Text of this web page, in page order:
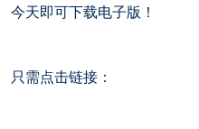
今天即可下载电子版！
只需点击链接：